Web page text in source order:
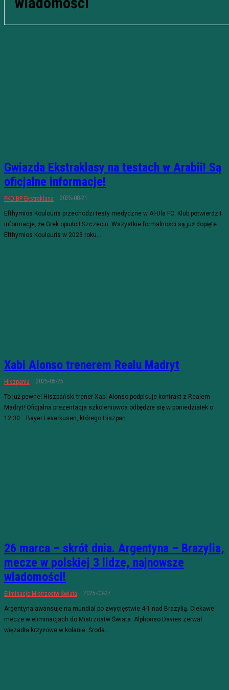
Gwiazda Ekstraklasy na testach w Arabii! Są
oficjalne informacje!
PKO BP Ekstraklasa 2025-08-21
Efthymios Koulouris przechodzi testy medyczne w Al-Ula FC. Klub potwierdził
informacje, że Grek opuścił Szczecin. Wszystkie formalności są już dopięte.
Efthymios Koulouris w 2023 roku...
Xabi Alonso trenerem Realu Madryt
Hiszpania 2025-05-25
To już pewne! Hiszpański trener Xabi Alonso podpisuje kontrakt z Realem
Madryt! Oficjalna prezentacja szkoleniowca odbędzie się w poniedziałek o
12:30. Bayer Leverkusen, którego Hiszpan...
26 marca – skrót dnia. Argentyna – Brazylia,
mecze w polskiej 3 lidze, najnowsze
wiadomości!
Eliminacje Mistrzostw Świata 2025-03-27
Argentyna awansuje na mundial po zwycięstwie 4-1 nad Brazylią. Ciekawe
mecze w eliminacjach do Mistrzostw Świata. Alphonso Davies zerwał
więzadła krzyżowe w kolanie. Środa...